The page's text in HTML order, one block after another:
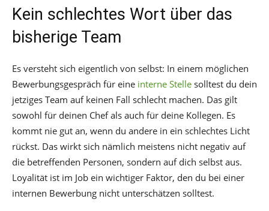
Kein schlechtes Wort über das
bisherige Team
Es versteht sich eigentlich von selbst: In einem möglichen
Bewerbungsgespräch für eine interne Stelle solltest du dein
jetziges Team auf keinen Fall schlecht machen. Das gilt
sowohl für deinen Chef als auch für deine Kollegen. Es
kommt nie gut an, wenn du andere in ein schlechtes Licht
rückst. Das wirkt sich nämlich meistens nicht negativ auf
die betreffenden Personen, sondern auf dich selbst aus.
Loyalität ist im Job ein wichtiger Faktor, den du bei einer
internen Bewerbung nicht unterschätzen solltest.